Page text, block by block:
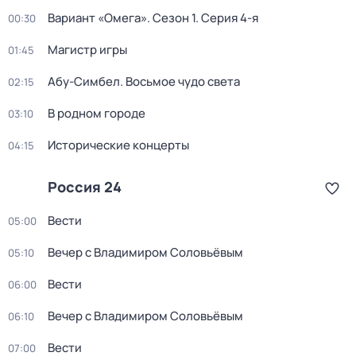
00:30 Вариант «Омега». Сезон 1. Серия 4-я
01:45 Магистр игры
02:15 Абу-Симбел. Восьмое чудо света
03:10 В родном городе
04:15 Исторические концерты
Россия 24
05:00 Вести
05:10 Вечер с Владимиром Соловьёвым
06:00 Вести
06:10 Вечер с Владимиром Соловьёвым
07:00 Вести